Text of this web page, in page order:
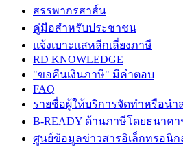
สรรพากรสาส์น
คู่มือสำหรับประชาชน
แจ้งเบาะแสหลีกเลี่ยงภาษี
RD KNOWLEDGE
"ขอคืนเงินภาษี" มีคำตอบ
FAQ
รายชื่อผู้ให้บริการจัดทำหรือน
B-READY ด้านภาษีโดยธนาคา
ศูนย์ข้อมูลข่าวสารอิเล็กทรอนิก